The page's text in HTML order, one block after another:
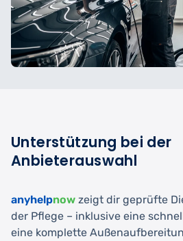
Unterstützung bei der
Anbieterauswahl
anyhelpnow zeigt dir geprüfte
der Pflege – inklusive eine
eine komplette